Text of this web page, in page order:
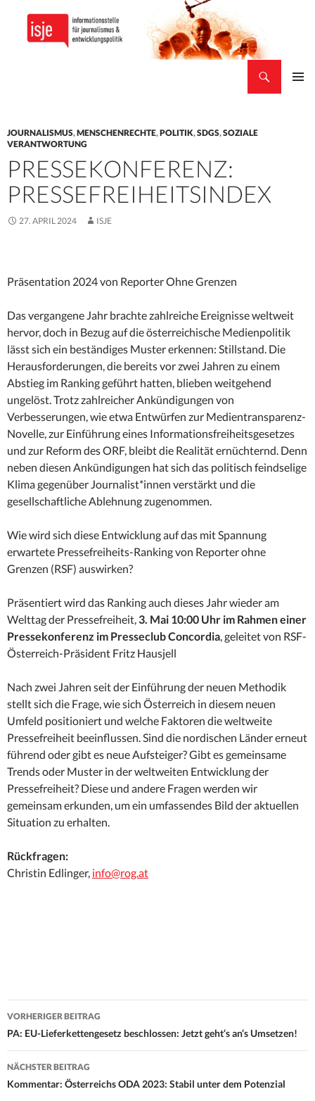
JOURNALISMUS,MENSCHENRECHTE,POLITIK,SDGS,SOZIALE
VERANTWORTUNG
PRESSEKONFERENZ:
PRESSEFREIHEITSINDEX
27. APRIL 2024 ISJE
Präsentation 2024 von Reporter Ohne Grenzen
Das vergangene Jahr brachte zahlreiche Ereignisse weltweit
hervor, doch in Bezug auf die österreichische Medienpolitik
lässt sich ein beständiges Muster erkennen: Stillstand. Die
Herausforderungen, die bereits vor zwei Jahren zu einem
Abstieg im Ranking geführt hatten, blieben weitgehend
ungelöst. Trotz zahlreicher Ankündigungen von
Verbesserungen, wie etwa Entwürfen zur Medientransparenz-
Novelle, zur Einführung eines Informationsfreiheitsgesetzes
und zur Reform des ORF, bleibt die Realität ernüchternd. Denn
neben diesen Ankündigungen hat sich das politisch feindselige
Klima gegenüber Journalist*innen verstärkt und die
gesellschaftliche Ablehnung zugenommen.
Wie wird sich diese Entwicklung auf das mit Spannung
erwartete Pressefreiheits-Ranking von Reporter ohne
Grenzen (RSF) auswirken?
Präsentiert wird das Ranking auch dieses Jahr wieder am
Welttag der Pressefreiheit, 3. Mai 10:00 Uhr im Rahmen einer
Pressekonferenz im Presseclub Concordia, geleitet von RSF-
Österreich-Präsident Fritz Hausjell
Nach zwei Jahren seit der Einführung der neuen Methodik
stellt sich die Frage, wie sich Österreich in diesem neuen
Umfeld positioniert und welche Faktoren die weltweite
Pressefreiheit beeinflussen. Sind die nordischen Länder erneut
führend oder gibt es neue Aufsteiger? Gibt es gemeinsame
Trends oder Muster in der weltweiten Entwicklung der
Pressefreiheit? Diese und andere Fragen werden wir
gemeinsam erkunden, um ein umfassendes Bild der aktuellen
Situation zu erhalten.
Rückfragen:
Christin Edlinger, info@rog.at
Beitrags-
Navigation
VORHERIGER BEITRAG
PA: EU-Lieferkettengesetz beschlossen: Jetzt geht‘s an‘s Umsetzen!
NÄCHSTER BEITRAG
Kommentar: Österreichs ODA 2023: Stabil unter dem Potenzial